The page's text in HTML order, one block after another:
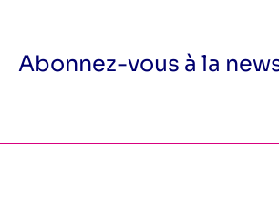
Abonnez-vous à la